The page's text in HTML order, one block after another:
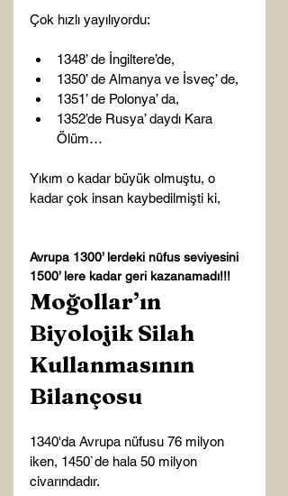
1348’ de İngiltere’de,
1350’ de Almanya ve İsveç’ de,
1351’ de Polonya’ da,
1352’de Rusya’ daydı Kara
Ölüm…
Yıkım o kadar büyük olmuştu, o
kadar çok insan kaybedilmişti ki,
Avrupa 1300’ lerdeki nüfus seviyesini
1500’ lere kadar geri kazanamadı!!!
Moğollar’ın
Biyolojik Silah
Kullanmasının
Bilançosu
1340'da Avrupa nüfusu 76 milyon
iken, 1450`de hala 50 milyon
civarındadır.